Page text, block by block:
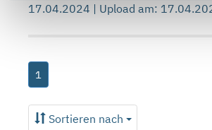
17.04.2024 | Upload am:
1
Sortieren nach